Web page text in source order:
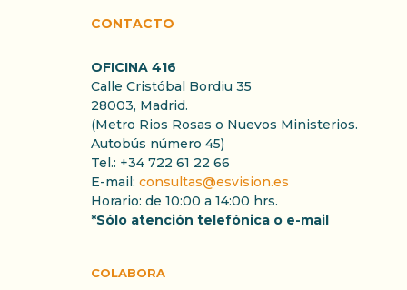
CONTACTO
OFICINA 416
Calle Cristóbal Bordiu 35
28003, Madrid.
(Metro Rios Rosas o Nuevos Ministerios.
Autobús número 45)
Tel.: +34 722 61 22 66
E-mail: consultas@esvision.es
Horario: de 10:00 a 14:00 hrs.
*Sólo atención telefónica o e-mail
COLABORA